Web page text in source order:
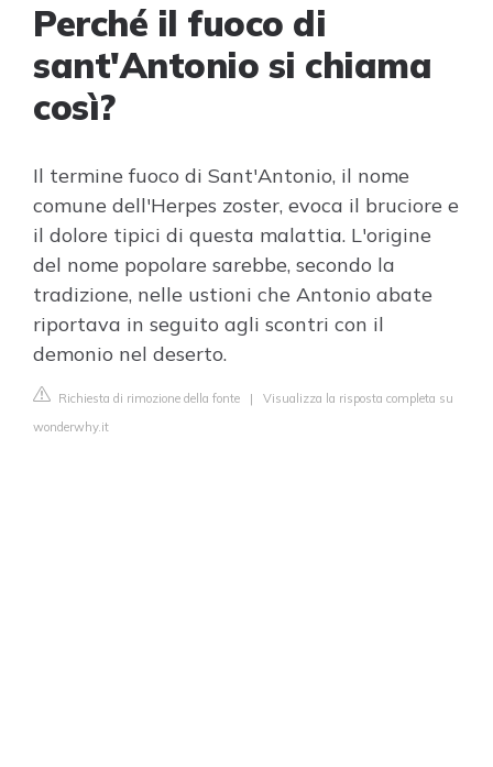
Perché il fuoco di
sant'Antonio si chiama
così?
Il termine fuoco di Sant'Antonio, il nome
comune dell'Herpes zoster, evoca il bruciore e
il dolore tipici di questa malattia. L'origine
del nome popolare sarebbe, secondo la
tradizione, nelle ustioni che Antonio abate
riportava in seguito agli scontri con il
demonio nel deserto.
Richiesta di rimozione della fonte | Visualizza la risposta completa su
wonderwhy.it